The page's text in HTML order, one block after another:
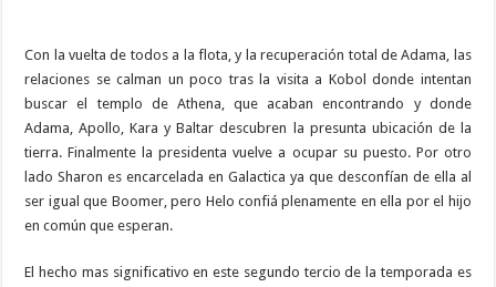
Con la vuelta de todos a la flota, y la recuperación total de Adama, las
relaciones se calman un poco tras la visita a Kobol donde intentan
buscar el templo de Athena, que acaban encontrando y donde
Adama, Apollo, Kara y Baltar descubren la presunta ubicación de la
tierra. Finalmente la presidenta vuelve a ocupar su puesto. Por otro
lado Sharon es encarcelada en Galactica ya que desconfían de ella al
ser igual que Boomer, pero Helo confiá plenamente en ella por el hijo
en común que esperan.
El hecho mas significativo en este segundo tercio de la temporada es